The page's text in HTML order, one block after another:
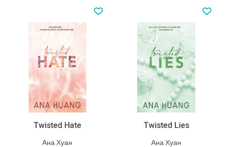
Twisted Hate
Ана Хуан
Twisted Lies
Ана Хуан